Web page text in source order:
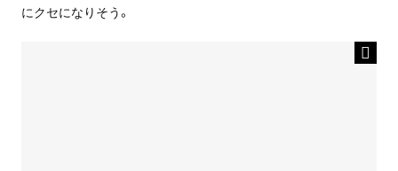
にクセになりそう。